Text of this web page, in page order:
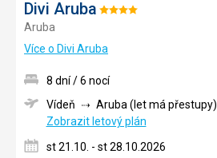
Divi Aruba Hodnocení:
Aruba
Více o Divi Aruba
8 dní / 6 nocí
Vídeň
Aruba (let má přestupy)
Zobrazit letový plán
st 21.10. - st 28.10.2026